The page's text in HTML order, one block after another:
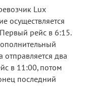
Lux
осуществляется
рейс в 6:15.
отправляется два
в 11:00, потом
последний